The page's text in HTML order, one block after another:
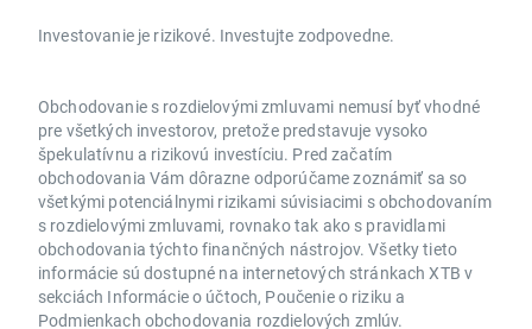
Investovanie je rizikové. Investujte zodpovedne.
Obchodovanie s rozdielovými zmluvami nemusí byť vhodné
pre všetkých investorov, pretože predstavuje vysoko
špekulatívnu a rizikovú investíciu. Pred začatím
obchodovania Vám dôrazne odporúčame zoznámiť sa so
všetkými potenciálnymi rizikami súvisiacimi s obchodovaním
s rozdielovými zmluvami, rovnako tak ako s pravidlami
obchodovania týchto finančných nástrojov. Všetky tieto
informácie sú dostupné na internetových stránkach XTB v
sekciách Informácie o účtoch, Poučenie o riziku a
Podmienkach obchodovania rozdielových zmlúv.